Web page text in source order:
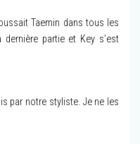
Taemin dans tous les
partie et Key s’est
par notre styliste. Je ne les